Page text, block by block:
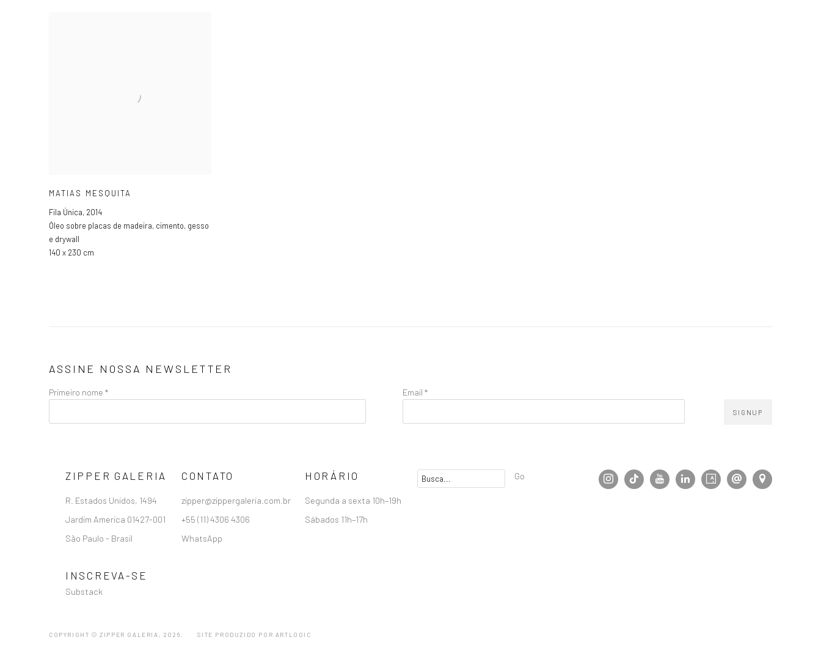
MATIAS MESQUITA
Fila Única, 2014
Óleo sobre placas de madeira, cimento, gesso
e drywall
140 x 230 cm
ASSINE NOSSA NEWSLETTER
Primeiro nome * Email *
SIGNUP
ZIPPER GALERIA
R. Estados Unidos, 1494
Jardim America 01427-001
São Paulo - Brasil
INSCREVA-SE
Substack
CONTATO
zipper@zippergaleria.com.br
+55 (11) 4306 4306
WhatsApp
HORÁRIO
Segunda a sexta 10h–19h
Sábados 11h–17h
Go
COPYRIGHT © ZIPPER GALERIA, 2026. SITE PRODUZIDO POR ARTLOGIC